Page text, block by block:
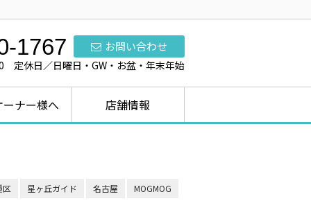
お問い合わせ
1767
定休日／日曜日・GW・お盆・年末年始
ーナー様へ 店舗情報
区 星ヶ丘ガイド 名古屋
MOGMOG